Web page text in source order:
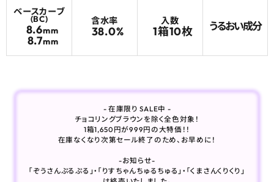
ベースカーブ
(BC)
8.6mm
8.7mm
含水率
38.0%
入数
1箱10枚 うるおい成分
- 在庫限り SALE中 -
チョコリングブラウンを除く全色対象！
1箱1,650円が999円の大特価！！
在庫なくなり次第セール終了のため、お早めに！
-お知らせ-
「ぞうさんぷるぷる」・「りすちゃんちゅるちゅる」・「くまさんくりくり」